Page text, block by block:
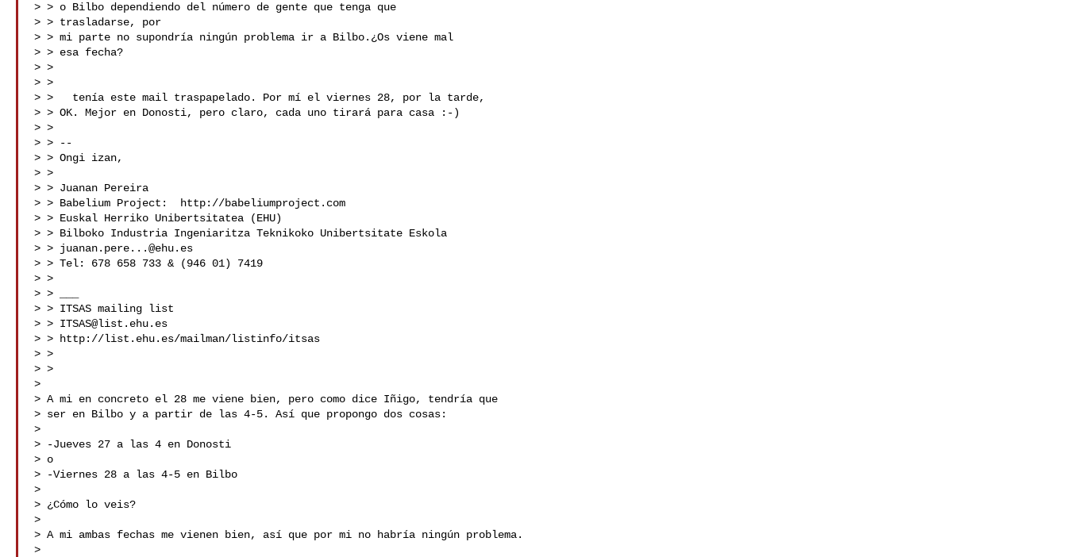
> > o Bilbo dependiendo del número de gente que tenga que
> > trasladarse, por
> > mi parte no supondría ningún problema ir a Bilbo.¿Os viene mal
> > esa fecha?
> >
> >
> >   tenía este mail traspapelado. Por mí el viernes 28, por la tarde,
> > OK. Mejor en Donosti, pero claro, cada uno tirará para casa :-)
> >
> > --
> > Ongi izan,
> >
> > Juanan Pereira
> > Babelium Project:  http://babeliumproject.com
> > Euskal Herriko Unibertsitatea (EHU)
> > Bilboko Industria Ingeniaritza Teknikoko Unibertsitate Eskola
> > juanan.pere...@ehu.es
> > Tel: 678 658 733 & (946 01) 7419
> >
> > ___
> > ITSAS mailing list
> > ITSAS@list.ehu.es
> > http://list.ehu.es/mailman/listinfo/itsas
> >
> >
>
> A mi en concreto el 28 me viene bien, pero como dice Iñigo, tendría que
> ser en Bilbo y a partir de las 4-5. Así que propongo dos cosas:
>
> -Jueves 27 a las 4 en Donosti
> o
> -Viernes 28 a las 4-5 en Bilbo
>
> ¿Cómo lo veis?
>
> A mi ambas fechas me vienen bien, así que por mi no habría ningún problema.
>